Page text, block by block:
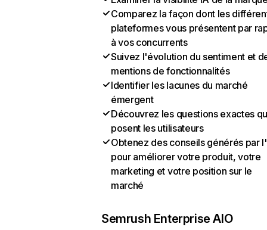
Comparez la façon dont les
plateformes vous présentent par
à vos concurrents
Suivez l'évolution du sentiment et
mentions de fonctionnalités
Identifier les lacunes du marché
émergent
Découvrez les questions exactes
posent les utilisateurs
Obtenez des conseils générés par
pour améliorer votre produit, votre
marketing et votre position sur le
marché
Semrush Enterprise AIO